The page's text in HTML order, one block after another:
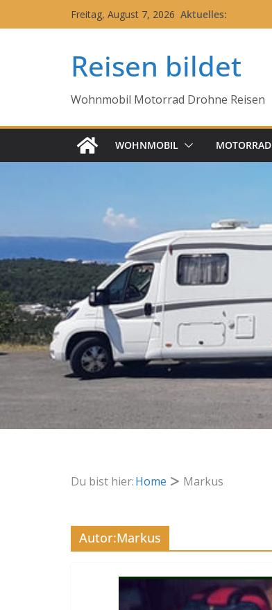
Inhalt
Freitag, August 7, 2026 Aktuelles:
Reisen bildet
Wohnmobil Motorrad Drohne Reisen
WOHNMOBIL MOTORRAD
Du bist hier:Home Markus
Autor:Markus